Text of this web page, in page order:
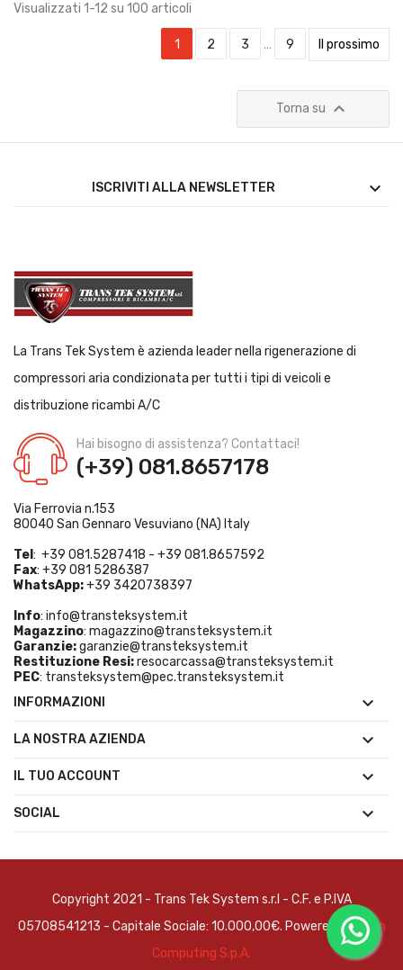
Visualizzati 1-12 su 100 articoli
1 2 3 … 9 Il prossimo
Torna su 
ISCRIVITI ALLA NEWSLETTER 
La Trans Tek System è azienda leader nella rigenerazione di
compressori aria condizionata per tutti i tipi di veicoli e
distribuzione ricambi A/C
Hai bisogno di assistenza? Contattaci!
(+39) 081.8657178
Via Ferrovia n.153
80040 San Gennaro Vesuviano (NA) Italy
Tel : +39 081.5287418 - +39 081.8657592
Fax: +39 081 5286387
WhatsApp:+39 3420738397
Info: info@transteksystem.it
Magazzino: magazzino@transteksystem.it
Garanzie:garanzie@transteksystem.it
Restituzione Resi:resocarcassa@transteksystem.it
PEC: transteksystem@pec.transteksystem.it
INFORMAZIONI

LA NOSTRA AZIENDA 
IL TUO ACCOUNT 
SOCIAL 
Copyright 2021 - Trans Tek System s.r.l - C.F. e P.IVA
05708541213 - Capitale Sociale: 10.000,00€. Powered by Brain
Computing S.p.A.